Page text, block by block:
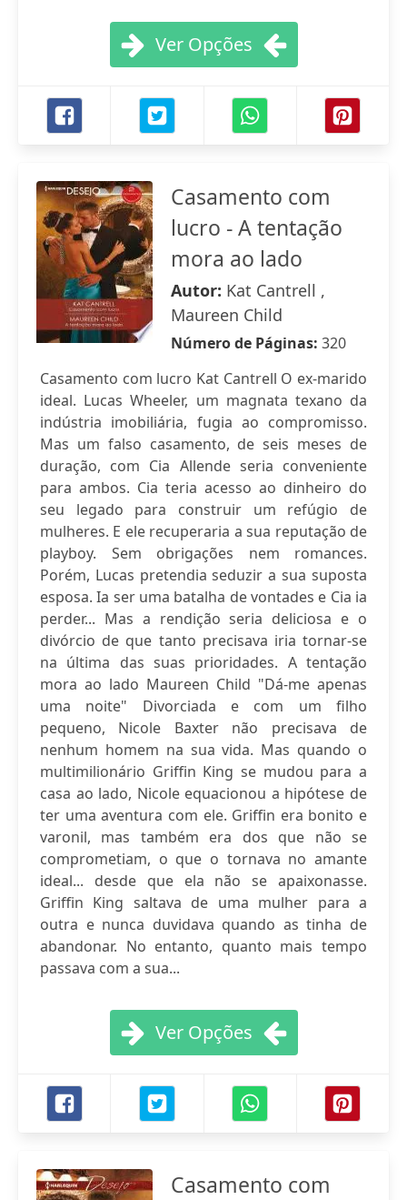
Ver Opções
Casamento com
lucro - A tentação
mora ao lado
Autor: Kat Cantrell ,
Maureen Child
Número de Páginas: 320
Casamento com lucro Kat Cantrell O ex-marido
ideal. Lucas Wheeler, um magnata texano da
indústria imobiliária, fugia ao compromisso.
Mas um falso casamento, de seis meses de
duração, com Cia Allende seria conveniente
para ambos. Cia teria acesso ao dinheiro do
seu legado para construir um refúgio de
mulheres. E ele recuperaria a sua reputação de
playboy. Sem obrigações nem romances.
Porém, Lucas pretendia seduzir a sua suposta
esposa. Ia ser uma batalha de vontades e Cia ia
perder... Mas a rendição seria deliciosa e o
divórcio de que tanto precisava iria tornar-se
na última das suas prioridades. A tentação
mora ao lado Maureen Child "Dá-me apenas
uma noite" Divorciada e com um filho
pequeno, Nicole Baxter não precisava de
nenhum homem na sua vida. Mas quando o
multimilionário Griffin King se mudou para a
casa ao lado, Nicole equacionou a hipótese de
ter uma aventura com ele. Griffin era bonito e
varonil, mas também era dos que não se
comprometiam, o que o tornava no amante
ideal... desde que ela não se apaixonasse.
Griffin King saltava de uma mulher para a
outra e nunca duvidava quando as tinha de
abandonar. No entanto, quanto mais tempo
passava com a sua...
Ver Opções
Casamento com